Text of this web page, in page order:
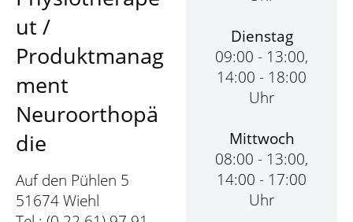
ut /
Produktmanag
ment
Neuroorthopä
die
Auf den Pühlen 5
51674 Wiehl
Dienstag
09:00 - 13:00,
14:00 - 18:00
Uhr
Mittwoch
08:00 - 13:00,
14:00 - 17:00
Uhr